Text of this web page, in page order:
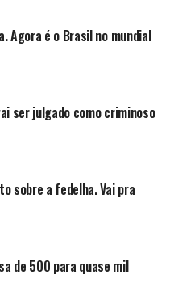
Agora é o Brasil no mundial
ser julgado como criminoso
sobre a fedelha. Vai pra
de 500 para quase mil